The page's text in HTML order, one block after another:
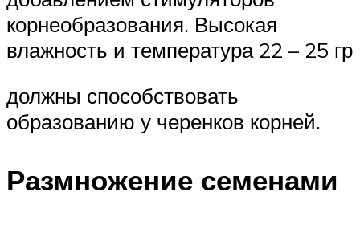
корнеобразования. Высокая
влажность и температура 22 – 25 гр
должны способствовать
образованию у черенков корней.
Размножение семенами